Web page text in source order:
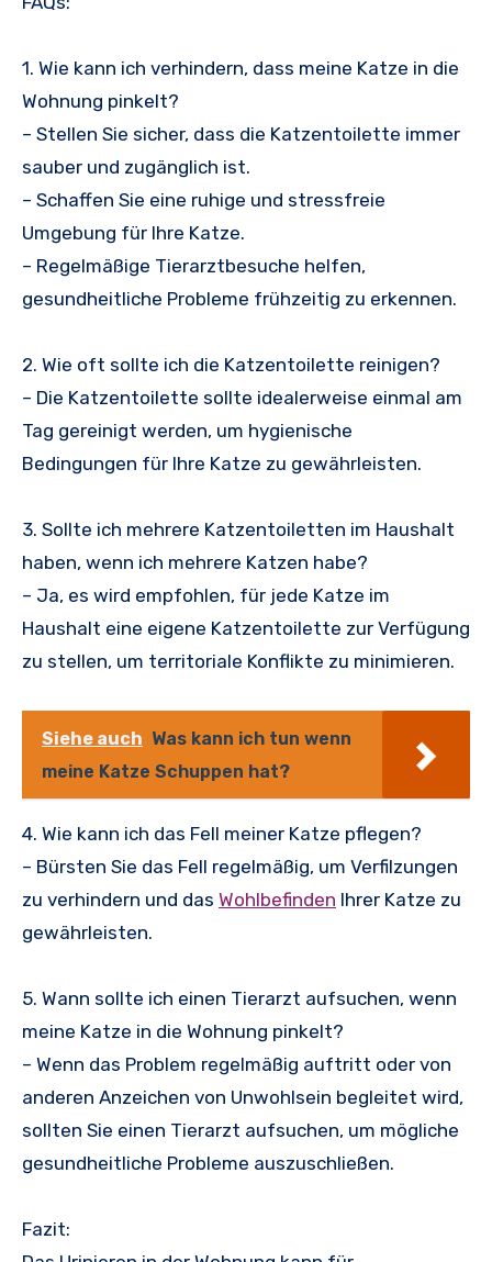
1. Wie kann ich verhindern, dass meine Katze in die
Wohnung pinkelt?
– Stellen Sie sicher, dass die Katzentoilette immer
sauber und zugänglich ist.
– Schaffen Sie eine ruhige und stressfreie
Umgebung für Ihre Katze.
– Regelmäßige Tierarztbesuche helfen,
gesundheitliche Probleme frühzeitig zu erkennen.
2. Wie oft sollte ich die Katzentoilette reinigen?
– Die Katzentoilette sollte idealerweise einmal am
Tag gereinigt werden, um hygienische
Bedingungen für Ihre Katze zu gewährleisten.
3. Sollte ich mehrere Katzentoiletten im Haushalt
haben, wenn ich mehrere Katzen habe?
– Ja, es wird empfohlen, für jede Katze im
Haushalt eine eigene Katzentoilette zur Verfügung
zu stellen, um territoriale Konflikte zu minimieren.
Siehe auch Was kann ich tun wenn
meine Katze Schuppen hat?
4. Wie kann ich das Fell meiner Katze pflegen?
– Bürsten Sie das Fell regelmäßig, um Verfilzungen
zu verhindern und das Wohlbefinden Ihrer Katze zu
gewährleisten.
5. Wann sollte ich einen Tierarzt aufsuchen, wenn
meine Katze in die Wohnung pinkelt?
– Wenn das Problem regelmäßig auftritt oder von
anderen Anzeichen von Unwohlsein begleitet wird,
sollten Sie einen Tierarzt aufsuchen, um mögliche
gesundheitliche Probleme auszuschließen.
Fazit: